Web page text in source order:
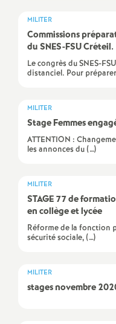
MILITER
Commissions
duSNES-FSUCréteil.
Le congrès du SNES-
distanciel. Pour
MILITER
Stage Femmes
ATTENTION :
les annonces du (…)
MILITER
STAGE77 de
en collège et lycée
Réforme de la fonction
sécurité sociale, (…)
MILITER
stages novembre